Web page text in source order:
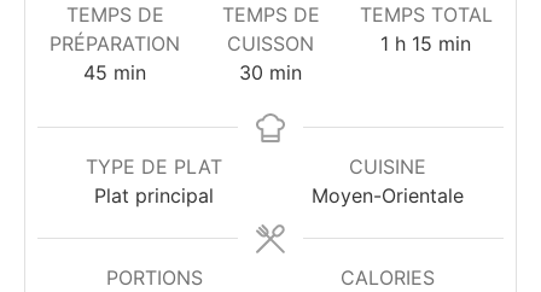
TEMPS DE
PRÉPARATION
45 minutes
min
TEMPS DE
CUISSON
30 minutes
min
TEMPS TOTAL
1 heure
h 15 minutes
min
TYPE DE PLAT
Plat principal
CUISINE
Moyen-Orientale
PORTIONS
CALORIES